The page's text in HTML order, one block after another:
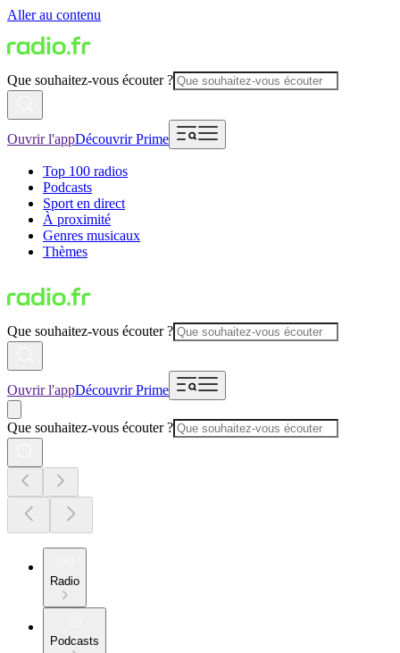
Aller au contenu
Que souhaitez-vous écouter ?
Ouvrir l'appDécouvrir Prime
Top 100 radios
Podcasts
Sport en direct
À proximité
Genres musicaux
Thèmes
Que souhaitez-vous écouter ?
Ouvrir l'appDécouvrir Prime
Que souhaitez-vous écouter ?
Radio
Podcasts